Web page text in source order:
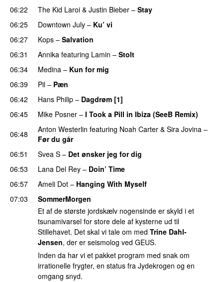
06:22 The Kid Laroi & Justin Bieber – Stay
06:25
Downtown July – Ku’ vi
06:27 Kops – Salvation
06:31 Annika featuring Lamin – Stolt
06:34
Medina – Kun for mig
06:39
Pil – Pæn
06:42
Hans Philip – Dagdrøm [1]
06:45 Mike Posner – I Took a Pill in Ibiza (SeeB Remix)
06:48
Anton Westerlin featuring Noah Carter & Sira Jovina –
Før du går
06:51
Svea S – Det ønsker jeg for dig
06:53
Lana Del Rey – Doin’ Time
06:57
Ameli Dot – Hanging With Myself
07:03
SommerMorgen
Et af de største jordskælv nogensinde er skyld i et
tsunamivarsel for store dele af kysterne ud til
Stillehavet. Det skal vi tale om med Trine Dahl-
Jensen, der er seismolog ved GEUS.
Inden da har vi et pakket program med snak om
irrationelle frygter, en status fra Jydekrogen og en
omgang snyd.